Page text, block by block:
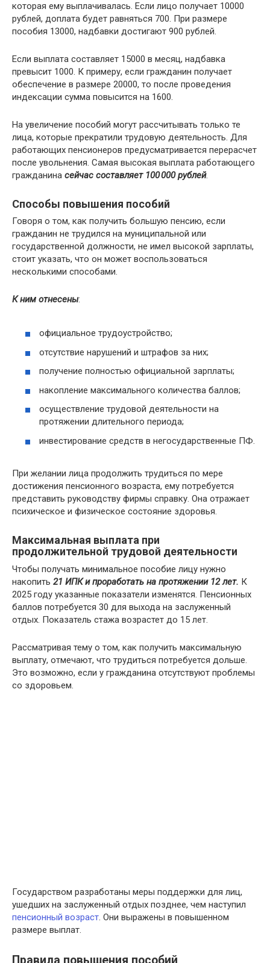
которая ему выплачивалась. Если лицо получает 10000
рублей, доплата будет равняться 700. При размере
пособия 13000, надбавки достигают 900 рублей.
Если выплата составляет 15000 в месяц, надбавка
превысит 1000. К примеру, если гражданин получает
обеспечение в размере 20000, то после проведения
индексации сумма повысится на 1600.
На увеличение пособий могут рассчитывать только те
лица, которые прекратили трудовую деятельность. Для
работающих пенсионеров предусматривается перерасчет
после увольнения. Самая высокая выплата работающего
гражданина сейчас составляет 100 000 рублей.
Способы повышения пособий
Говоря о том, как получить большую пенсию, если
гражданин не трудился на муниципальной или
государственной должности, не имел высокой зарплаты,
стоит указать, что он может воспользоваться
несколькими способами.
К ним отнесены:
официальное трудоустройство;
отсутствие нарушений и штрафов за них;
получение полностью официальной зарплаты;
накопление максимального количества баллов;
осуществление трудовой деятельности на
протяжении длительного периода;
инвестирование средств в негосударственные ПФ.
При желании лица продолжить трудиться по мере
достижения пенсионного возраста, ему потребуется
представить руководству фирмы справку. Она отражает
психическое и физическое состояние здоровья.
Максимальная выплата при
продолжительной трудовой деятельности
Чтобы получать минимальное пособие лицу нужно
накопить 21 ИПК и проработать на протяжении 12 лет. К
2025 году указанные показатели изменятся. Пенсионных
баллов потребуется 30 для выхода на заслуженный
отдых. Показатель стажа возрастет до 15 лет.
Рассматривая тему о том, как получить максимальную
выплату, отмечают, что трудиться потребуется дольше.
Это возможно, если у гражданина отсутствуют проблемы
со здоровьем.
Государством разработаны меры поддержки для лиц,
ушедших на заслуженный отдых позднее, чем наступил
пенсионный возраст . Они выражены в повышенном
размере выплат.
Правила повышения пособий